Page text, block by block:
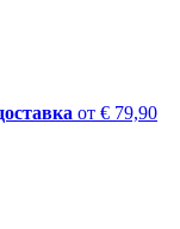
от € 79,90